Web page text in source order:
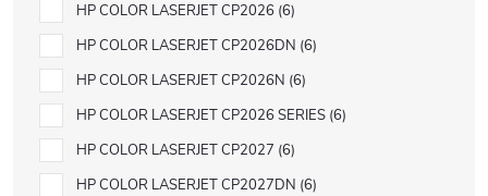
HP COLOR LASERJET CP2026 6
HP COLOR LASERJET CP2026DN 6
HP COLOR LASERJET CP2026N 6
HP COLOR LASERJET CP2026 SERIES 6
HP COLOR LASERJET CP2027 6
HP COLOR LASERJET CP2027DN 6